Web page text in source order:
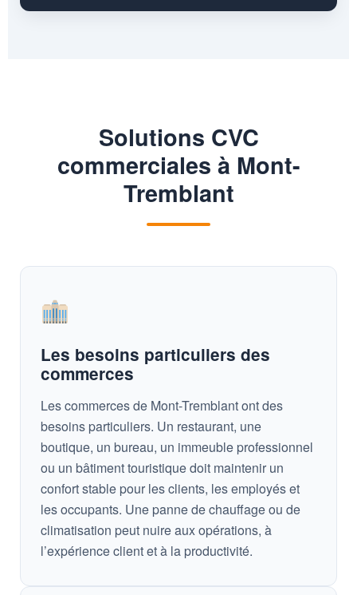
Solutions CVC
commerciales à Mont-
Tremblant
Les besoins particuliers des
commerces
Les commerces de Mont-Tremblant ont des
besoins particuliers. Un restaurant, une
boutique, un bureau, un immeuble professionnel
ou un bâtiment touristique doit maintenir un
confort stable pour les clients, les employés et
les occupants. Une panne de chauffage ou de
climatisation peut nuire aux opérations, à
l’expérience client et à la productivité.